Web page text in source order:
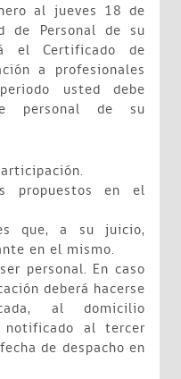
al jueves 18 de
de Personal de su
el Certificado de
a profesionales
usted debe
personal de su
propuestos en el
que, a su juicio,
en el mismo.
personal. En caso
deberá hacerse
al domicilio
notificado al tercer
de despacho en